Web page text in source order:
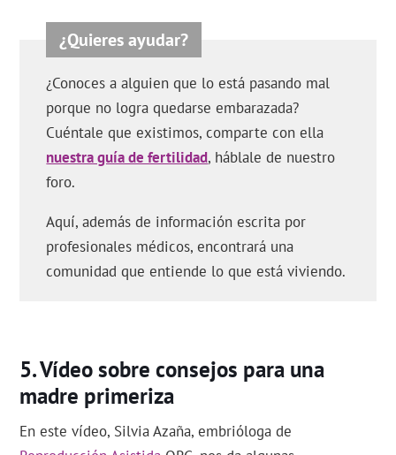
¿Conoces a alguien que lo está pasando mal
porque no logra quedarse embarazada?
Cuéntale que existimos, comparte con ella
nuestra guía de fertilidad, háblale de nuestro
foro.
Aquí, además de información escrita por
profesionales médicos, encontrará una
comunidad que entiende lo que está viviendo.
Vídeo sobre consejos para una
madre primeriza
En este vídeo, Silvia Azaña, embrióloga de